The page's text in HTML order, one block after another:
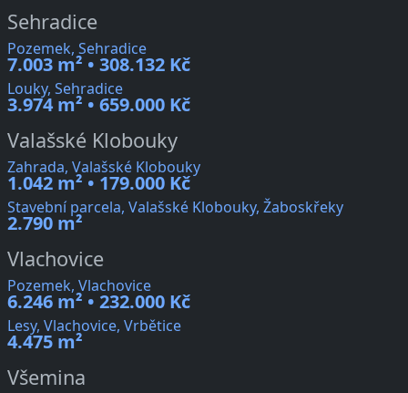
Sehradice
Pozemek, Sehradice
7.003 m² • 308.132 Kč
Louky, Sehradice
3.974 m² • 659.000 Kč
Valašské Klobouky
Zahrada, Valašské Klobouky
1.042 m² • 179.000 Kč
Stavební parcela, Valašské Klobouky, Žaboskřeky
2.790 m²
Vlachovice
Pozemek, Vlachovice
6.246 m² • 232.000 Kč
Lesy, Vlachovice, Vrbětice
4.475 m²
Všemina